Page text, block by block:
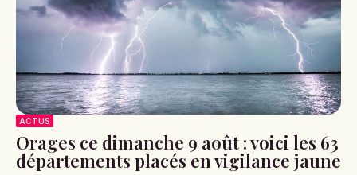
ACTUS
Orages ce dimanche 9 août : voici les 63
départements placés en vigilance jaune